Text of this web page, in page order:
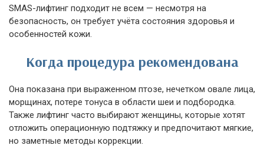
SMAS-лифтинг подходит не всем — несмотря на
безопасность, он требует учёта состояния здоровья и
особенностей кожи.
Когда процедура рекомендована
Она показана при выраженном птозе, нечетком овале лица,
морщинах, потере тонуса в области шеи и подбородка.
Также лифтинг часто выбирают женщины, которые хотят
отложить операционную подтяжку и предпочитают мягкие,
но заметные методы коррекции.